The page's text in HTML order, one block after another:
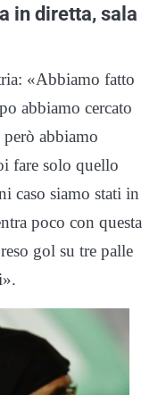
in diretta, sala
«Abbiamo fatto
abbiamo cercato
abbiamo
fare solo quello
caso siamo stati in
poco con questa
gol su tre palle